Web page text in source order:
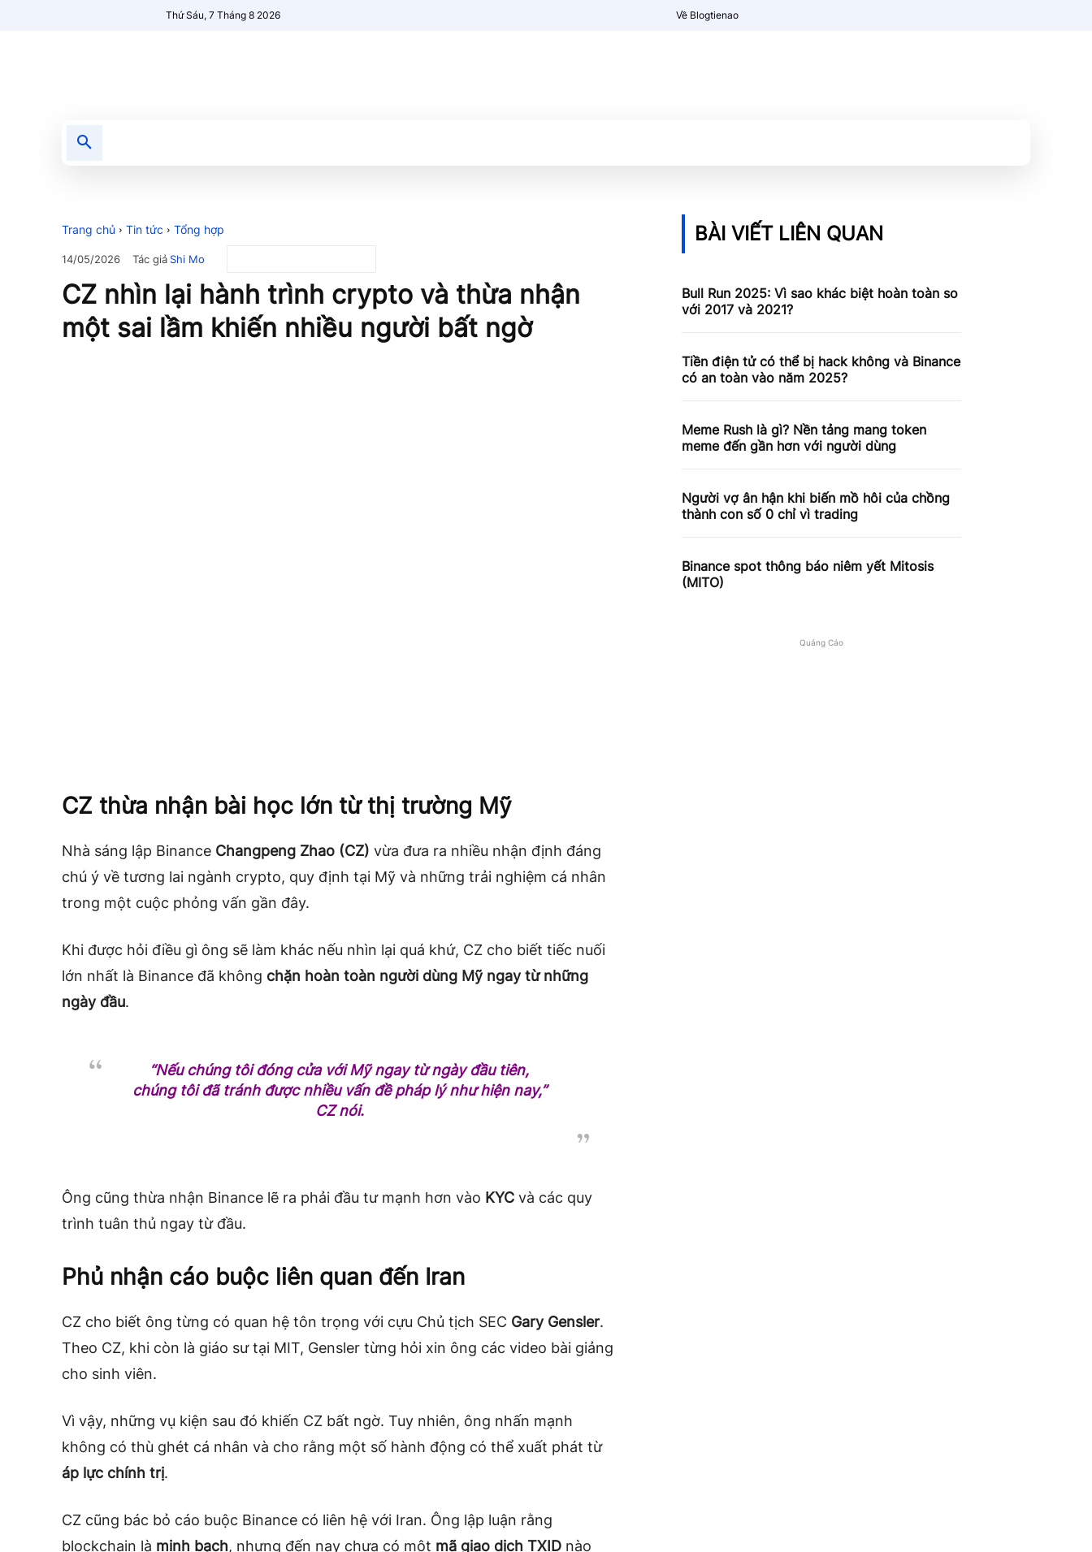
Thứ Sáu, 7 Tháng 8 2026 Về Blogtienao
Trang chủ Tin tức Tổng hợp
14/05/2026 Tác giảShi Mo
CZ nhìn lại hành trình crypto và thừa nhận
một sai lầm khiến nhiều người bất ngờ
CZ thừa nhận bài học lớn từ thị trường Mỹ
Nhà sáng lập Binance Changpeng Zhao (CZ) vừa đưa ra nhiều nhận định đáng
chú ý về tương lai ngành crypto, quy định tại Mỹ và những trải nghiệm cá nhân
trong một cuộc phỏng vấn gần đây.
Khi được hỏi điều gì ông sẽ làm khác nếu nhìn lại quá khứ, CZ cho biết tiếc nuối
lớn nhất là Binance đã không chặn hoàn toàn người dùng Mỹ ngay từ những
ngày đầu.
“Nếu chúng tôi đóng cửa với Mỹ ngay từ ngày đầu tiên,
chúng tôi đã tránh được nhiều vấn đề pháp lý như hiện nay,”
CZ nói.
Ông cũng thừa nhận Binance lẽ ra phải đầu tư mạnh hơn vào KYC và các quy
trình tuân thủ ngay từ đầu.
Phủ nhận cáo buộc liên quan đến Iran
CZ cho biết ông từng có quan hệ tôn trọng với cựu Chủ tịch SEC Gary Gensler.
Theo CZ, khi còn là giáo sư tại MIT, Gensler từng hỏi xin ông các video bài giảng
cho sinh viên.
Vì vậy, những vụ kiện sau đó khiến CZ bất ngờ. Tuy nhiên, ông nhấn mạnh
không có thù ghét cá nhân và cho rằng một số hành động có thể xuất phát từ
áp lực chính trị.
CZ cũng bác bỏ cáo buộc Binance có liên hệ với Iran. Ông lập luận rằng
blockchain là minh bạch, nhưng đến nay chưa có một mã giao dịch TXID nào
BÀI VIẾT LIÊN QUAN
Bull Run 2025: Vì sao khác biệt hoàn toàn so
với 2017 và 2021?
Tiền điện tử có thể bị hack không và Binance
có an toàn vào năm 2025?
Meme Rush là gì? Nền tảng mang token
meme đến gần hơn với người dùng
Người vợ ân hận khi biến mồ hôi của chồng
thành con số 0 chỉ vì trading
Binance spot thông báo niêm yết Mitosis
(MITO)
Quảng Cáo